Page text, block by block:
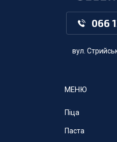
066
вул.
МЕНЮ
Піца
Паста